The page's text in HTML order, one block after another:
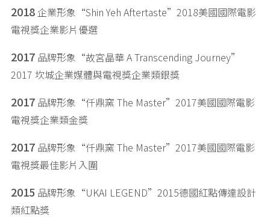
2018企業形象“Shin Yeh Aftertaste”2018美國國際電影
電視獎企業影片優選
2017 品牌形象“故宮晶華 A Transcending Journey”
2017 坎城企業媒體與電視獎企業類銀獎
2017 品牌形象“仟鼎窯 The Master”2017美國國際電影
電視獎企業類金獎
2017 品牌形象“仟鼎窯 The Master”2017美國國際電影
電視獎最佳影片入圍
2015 品牌形象“UKAI LEGEND”2015德國紅點傳達設計
類紅點獎